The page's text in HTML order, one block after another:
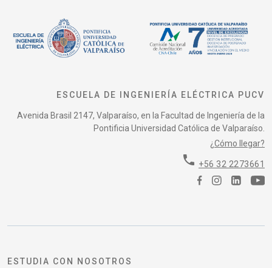
ESCUELA DE INGENIERÍA ELÉCTRICA PUCV
Avenida Brasil 2147, Valparaíso, en la Facultad de Ingeniería de la
Pontificia Universidad Católica de Valparaíso.
¿Cómo llegar?
phone +56 32 2273661
ESTUDIA CON NOSOTROS